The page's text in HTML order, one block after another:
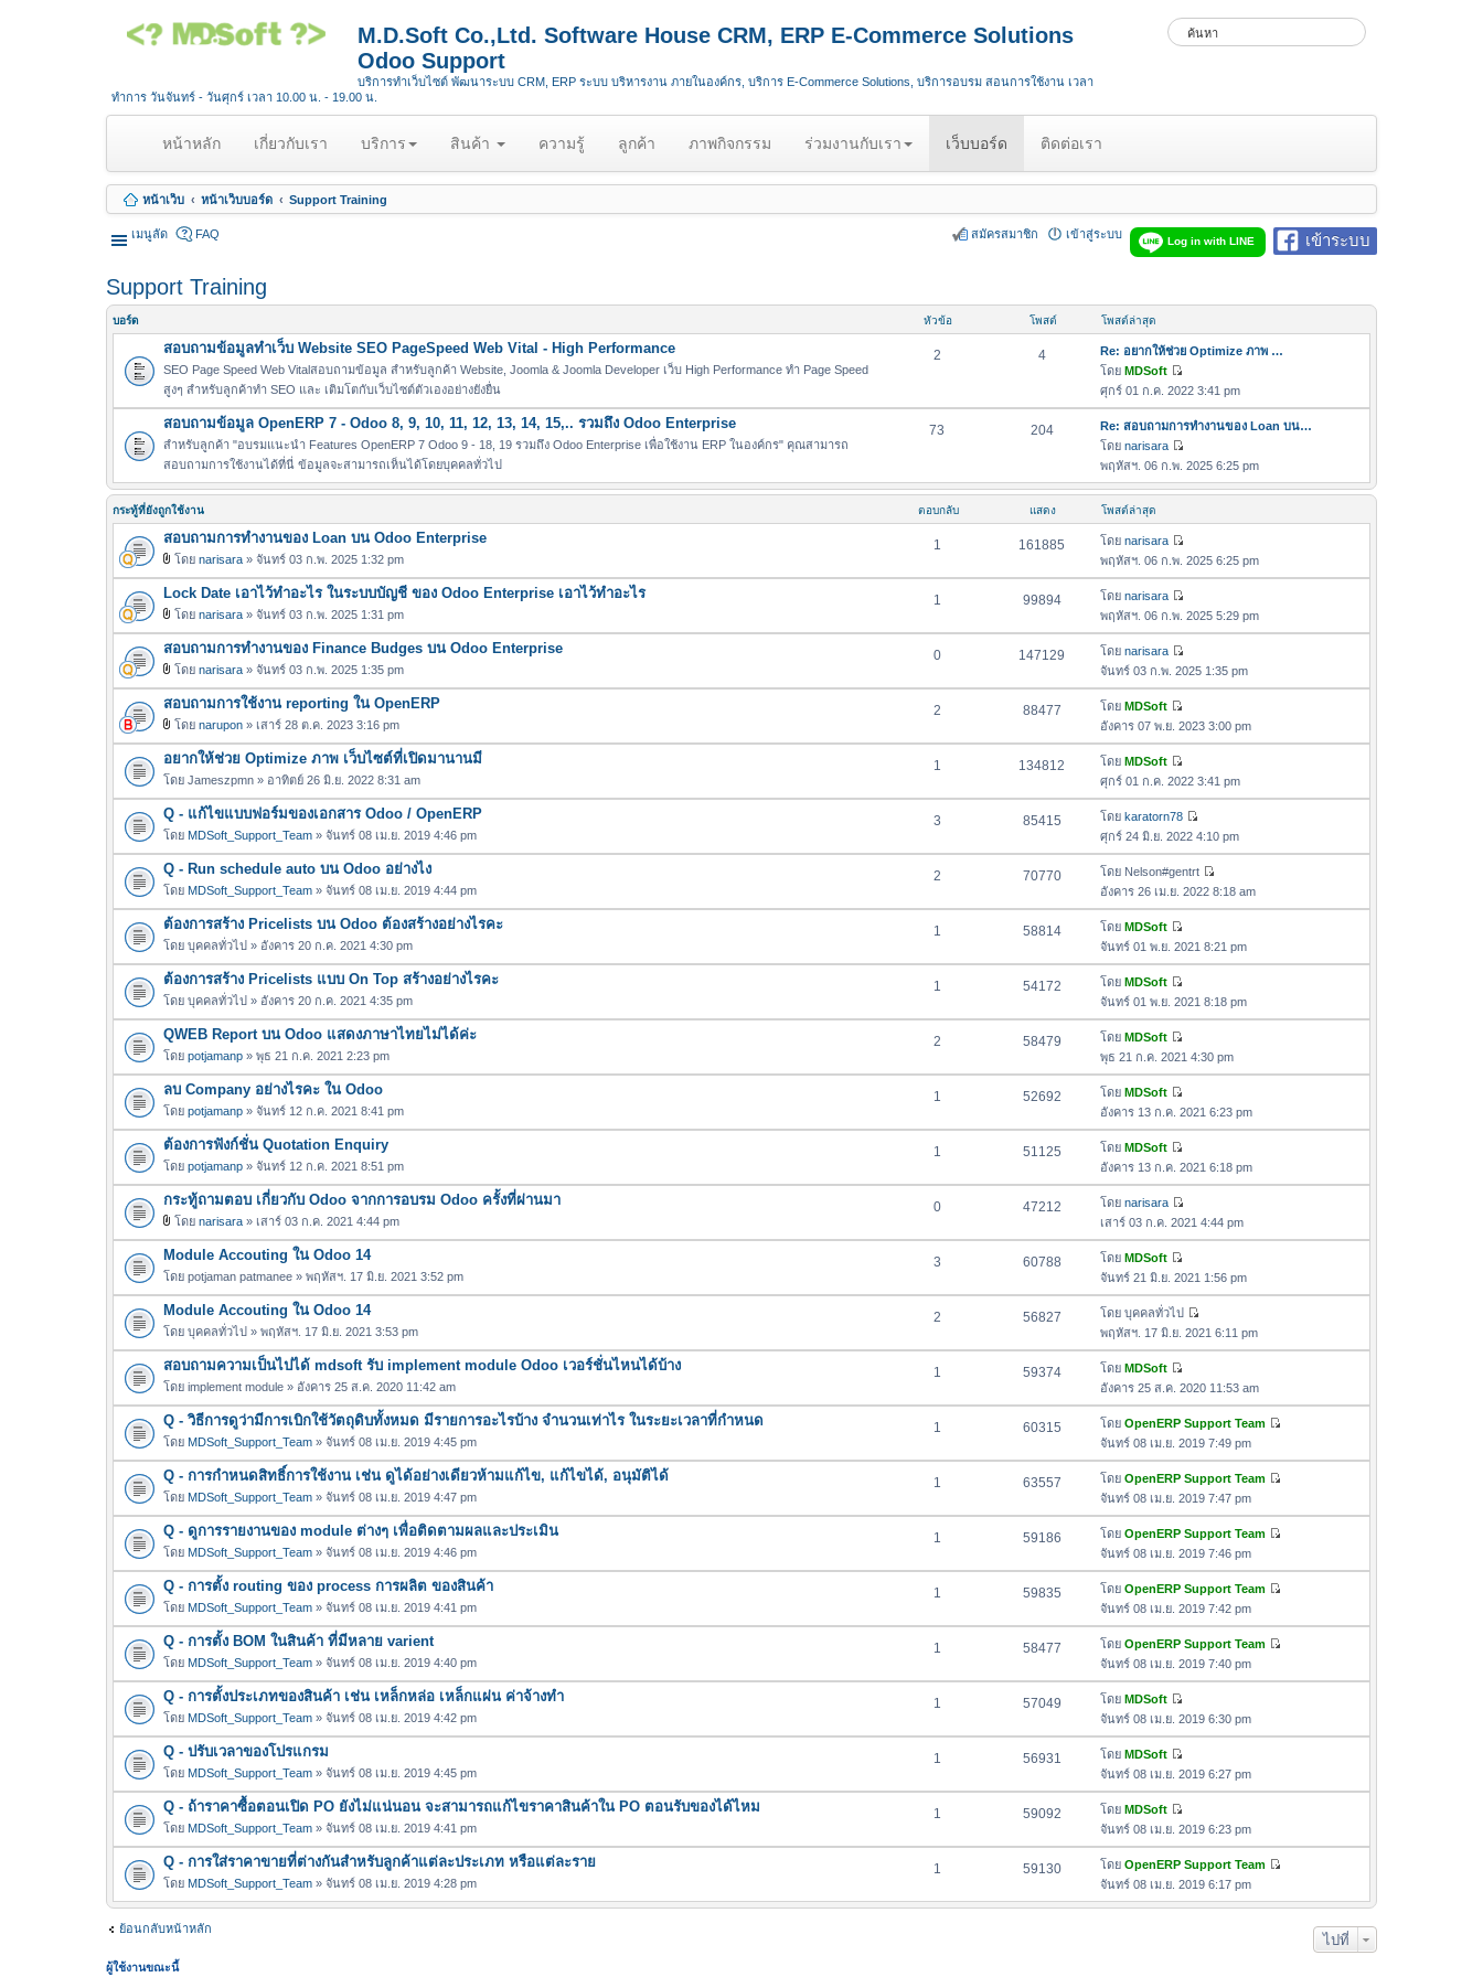
M.D.Soft Co.,Ltd. Software House CRM, ERP E-Commerce Solutions
Odoo Support
บริการทำเว็บไซต์ พัฒนาระบบ CRM, ERP ระบบ บริหารงาน ภายในองค์กร, บริการ E-Commerce Solutions, บริการอบรม สอนการใช้งาน เวลา
ทำการ วันจันทร์ - วันศุกร์ เวลา 10.00 น. - 19.00 น.
หน้าหลัก(
u
r
n
t
เกี่ยวกับเรา บริการ สินค้า ความรู้ ลูกค้า ภาพกิจกรรม ร่วมงานกับเรา เว็บบอร์ด ติดต่อเรา
หน้าเว็บ หน้าเว็บบอร์ด Support Training
เมนูลัด เข้าระบบ
Log in with LINE
FAQ เข้าสู่ระบบ
สมัครสมาชิก
Support Training
บอร์ด หัวข้อ โพสต์ โพสต์ล่าสุด
สอบถามข้อมูลทำเว็บ Website SEO PageSpeed Web Vital - High Performance
SEO Page Speed Web Vitalสอบถามข้อมูล สำหรับลูกค้า Website, Joomla & Joomla Developer เว็บ High Performance ทำ Page Speed
สูงๆ สำหรับลูกค้าทำ SEO และ เติมโตกับเว็บไซต์ตัวเองอย่างยังยื่น
2 4
Re: อยากให้ช่วย Optimize ภาพ …
โดย MDSoft
ดู
ข้
อ
ว
า
ล่
สุ
ด
ศุกร์ 01 ก.ค. 2022 3:41 pm
สอบถามข้อมูล OpenERP 7 - Odoo 8, 9, 10, 11, 12, 13, 14, 15,.. รวมถึง Odoo Enterprise
สำหรับลูกค้า "อบรมแนะนำ Features OpenERP 7 Odoo 9 - 18, 19 รวมถึง Odoo Enterprise เพื่อใช้งาน ERP ในองค์กร" คุณสามารถ
สอบถามการใช้งานได้ที่นี่ ข้อมูลจะสามารถเห็นได้โดยบุคคลทั่วไป
73 204
Re: สอบถามการทำงานของ Loan บน…
โดย narisara
ดู
ข้
อ
า
ม
า
สุ
พฤหัสฯ. 06 ก.พ. 2025 6:25 pm
กระทู้ที่ยังถูกใช้งาน ตอบกลับ แสดง โพสต์ล่าสุด
สอบถามการทำงานของ Loan บน Odoo Enterprise
ฟ
ล์
แ
น
บ
โดย narisara » จันทร์ 03 ก.พ. 2025 1:32 pm
1 161885 โดย narisara
ดู
ข้
ค
ว
ม
ล่
สุ
พฤหัสฯ. 06 ก.พ. 2025 6:25 pm
Lock Date เอาไว้ทำอะไร ในระบบบัญชี ของ Odoo Enterprise เอาไว้ทำอะไร
ฟ
ล์
แ
น
บ
โดย narisara » จันทร์ 03 ก.พ. 2025 1:31 pm
1 99894 โดย narisara
ดู
ข้
ค
ว
ม
ล่
สุ
ด
พฤหัสฯ. 06 ก.พ. 2025 5:29 pm
สอบถามการทำงานของ Finance Budges บน Odoo Enterprise
ฟ
ล์
แ
น
บ
โดย narisara » จันทร์ 03 ก.พ. 2025 1:35 pm
0 147129 โดย narisara
ดู
ข้
ค
ว
ม
ล่
า
สุ
จันทร์ 03 ก.พ. 2025 1:35 pm
สอบถามการใช้งาน reporting ใน OpenERP
ฟ
ล์
แ
น
บ
โดย narupon » เสาร์ 28 ต.ค. 2023 3:16 pm
2 88477 โดย MDSoft
ดู
ข้
ค
ว
า
ม
ล่
า
สุ
อังคาร 07 พ.ย. 2023 3:00 pm
อยากให้ช่วย Optimize ภาพ เว็บไซต์ที่เปิดมานานมี
โดย Jameszpmn » อาทิตย์ 26 มิ.ย. 2022 8:31 am
1 134812 โดย MDSoft
ดู
ข้
อ
ค
ว
า
ม
ล่
สุ
ศุกร์ 01 ก.ค. 2022 3:41 pm
Q - แก้ไขแบบฟอร์มของเอกสาร Odoo / OpenERP
โดย MDSoft_Support_Team » จันทร์ 08 เม.ย. 2019 4:46 pm
3 85415 โดย karatorn78
ดู
ข้
อ
ค
ว
ม
ล่
สุ
ศุกร์ 24 มิ.ย. 2022 4:10 pm
Q - Run schedule auto บน Odoo อย่างไง
โดย MDSoft_Support_Team » จันทร์ 08 เม.ย. 2019 4:44 pm
2 70770 โดย Nelson#gentrt
ดู
ข้
ค
ว
ม
ล่
สุ
อังคาร 26 เม.ย. 2022 8:18 am
ต้องการสร้าง Pricelists บน Odoo ต้องสร้างอย่างไรคะ
โดย บุคคลทั่วไป » อังคาร 20 ก.ค. 2021 4:30 pm
1 58814 โดย MDSoft
ดู
ข้
ค
ว
ม
ล่
สุ
จันทร์ 01 พ.ย. 2021 8:21 pm
ต้องการสร้าง Pricelists แบบ On Top สร้างอย่างไรคะ
โดย บุคคลทั่วไป » อังคาร 20 ก.ค. 2021 4:35 pm
1 54172 โดย MDSoft
ดู
ข้
ค
ว
ม
ล่
สุ
จันทร์ 01 พ.ย. 2021 8:18 pm
QWEB Report บน Odoo แสดงภาษาไทยไม่ได้ค่ะ
โดย potjamanp » พุธ 21 ก.ค. 2021 2:23 pm
2 58479 โดย MDSoft
ดู
ข้
ค
ว
ม
ล่
สุ
พุธ 21 ก.ค. 2021 4:30 pm
ลบ Company อย่างไรคะ ใน Odoo
โดย potjamanp » จันทร์ 12 ก.ค. 2021 8:41 pm
1 52692 โดย MDSoft
ดู
ข้
ค
ว
ม
ล่
สุ
ด
อังคาร 13 ก.ค. 2021 6:23 pm
ต้องการฟังก์ชั่น Quotation Enquiry
โดย potjamanp » จันทร์ 12 ก.ค. 2021 8:51 pm
1 51125 โดย MDSoft
ดู
ข้
ค
ว
ม
ล่
า
สุ
อังคาร 13 ก.ค. 2021 6:18 pm
กระทู้ถามตอบ เกี่ยวกับ Odoo จากการอบรม Odoo ครั้งที่ผ่านมา
ฟ
ล์
แ
น
บ
โดย narisara » เสาร์ 03 ก.ค. 2021 4:44 pm
0 47212 โดย narisara
ดู
ข้
ค
ว
า
ม
ล่
สุ
เสาร์ 03 ก.ค. 2021 4:44 pm
Module Accouting ใน Odoo 14
โดย potjaman patmanee » พฤหัสฯ. 17 มิ.ย. 2021 3:52 pm
3 60788 โดย MDSoft
ดู
ข้
อ
ค
ว
ม
ล่
า
สุ
จันทร์ 21 มิ.ย. 2021 1:56 pm
Module Accouting ใน Odoo 14
โดย บุคคลทั่วไป » พฤหัสฯ. 17 มิ.ย. 2021 3:53 pm
2 56827 โดย บุคคลทั่วไป
ดู
ข้
ค
ว
า
ม
ล่
า
สุ
พฤหัสฯ. 17 มิ.ย. 2021 6:11 pm
สอบถามความเป็นไปได้ mdsoft รับ implement module Odoo เวอร์ชั่นไหนได้บ้าง
โดย implement module » อังคาร 25 ส.ค. 2020 11:42 am
1 59374 โดย MDSoft
ดู
ข้
อ
ค
ว
า
ม
ล่
า
สุ
อังคาร 25 ส.ค. 2020 11:53 am
Q - วิธีการดูว่ามีการเบิกใช้วัตถุดิบทั้งหมด มีรายการอะไรบ้าง จำนวนเท่าไร ในระยะเวลาที่กำหนด
โดย MDSoft_Support_Team » จันทร์ 08 เม.ย. 2019 4:45 pm
1 60315 โดย OpenERP Support Team
ข้
ว
ล่
จันทร์ 08 เม.ย. 2019 7:49 pm
Q - การกำหนดสิทธิ์การใช้งาน เช่น ดูได้อย่างเดียวห้ามแก้ไข, แก้ไขได้, อนุมัติได้
โดย MDSoft_Support_Team » จันทร์ 08 เม.ย. 2019 4:47 pm
1 63557 โดย OpenERP Support Team
ข้
ว
ล่
จันทร์ 08 เม.ย. 2019 7:47 pm
Q - ดูการรายงานของ module ต่างๆ เพื่อติดตามผลและประเมิน
โดย MDSoft_Support_Team » จันทร์ 08 เม.ย. 2019 4:46 pm
1 59186 โดย OpenERP Support Team
ข้
ว
ล่
จันทร์ 08 เม.ย. 2019 7:46 pm
Q - การตั้ง routing ของ process การผลิต ของสินค้า
โดย MDSoft_Support_Team » จันทร์ 08 เม.ย. 2019 4:41 pm
1 59835 โดย OpenERP Support Team
ข้
ว
ล่
จันทร์ 08 เม.ย. 2019 7:42 pm
Q - การตั้ง BOM ในสินค้า ที่มีหลาย varient
โดย MDSoft_Support_Team » จันทร์ 08 เม.ย. 2019 4:40 pm
1 58477 โดย OpenERP Support Team
ข้
ว
ล่
จันทร์ 08 เม.ย. 2019 7:40 pm
Q - การตั้งประเภทของสินค้า เช่น เหล็กหล่อ เหล็กแผ่น ค่าจ้างทำ
โดย MDSoft_Support_Team » จันทร์ 08 เม.ย. 2019 4:42 pm
1 57049 โดย MDSoft
ดู
ข้
ค
ว
ม
ล่
า
สุ
ด
จันทร์ 08 เม.ย. 2019 6:30 pm
Q - ปรับเวลาของโปรแกรม
โดย MDSoft_Support_Team » จันทร์ 08 เม.ย. 2019 4:45 pm
1 56931 โดย MDSoft
ดู
ข้
ค
ว
า
ม
ล่
จันทร์ 08 เม.ย. 2019 6:27 pm
Q - ถ้าราคาซื้อตอนเปิด PO ยังไม่แน่นอน จะสามารถแก้ไขราคาสินค้าใน PO ตอนรับของได้ไหม
โดย MDSoft_Support_Team » จันทร์ 08 เม.ย. 2019 4:41 pm
1 59092 โดย MDSoft
ดู
ข้
อ
ค
ว
จันทร์ 08 เม.ย. 2019 6:23 pm
Q - การใส่ราคาขายที่ต่างกันสำหรับลูกค้าแต่ละประเภท หรือแต่ละราย
โดย MDSoft_Support_Team » จันทร์ 08 เม.ย. 2019 4:28 pm
1 59130 โดย OpenERP Support Team
ข้
จันทร์ 08 เม.ย. 2019 6:17 pm
ย้อนกลับหน้าหลัก
ไปที่
ผู้ใช้งานขณะนี้